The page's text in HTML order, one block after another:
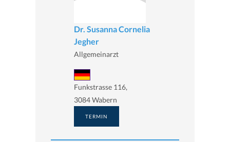
Dr. Susanna Cornelia
Jegher
Allgemeinarzt
Funkstrasse 116,
3084 Wabern
TERMIN